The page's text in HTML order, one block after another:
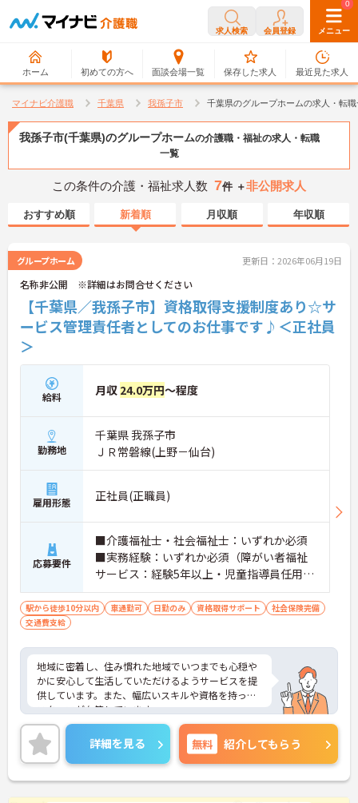
求人検索 会員登録 メニュー
ホーム 初めての方へ 面談会場一覧
0
保存した求人
0
最近見た求人
マイナビ介護職 千葉県 我孫子市 千葉県のグループホームの求人・転職
我孫子市(千葉県)のグループホームの介護職・福祉の求人・転職
一覧
この条件の介護・福祉求人数 7件 ＋非公開求人
おすすめ順 新着順 月収順 年収順
グループホーム 更新日：2026年06月19日
名称非公開 ※詳細はお問合せください
【千葉県／我孫子市】資格取得支援制度あり☆サ
ービス管理責任者としてのお仕事です♪＜正社員
＞
給料 月収 24.0万円～程度
勤務地
千葉県 我孫子市
ＪＲ常磐線(上野－仙台)
雇用形態 正社員(正職員)
応募要件
■介護福祉士・社会福祉士：いずれか必須
■実務経験：いずれか必須（障がい者福祉
サービス：経験5年以上・児童指導員任用資
格並びに保育士経験：5年以上・施設及び医
療機関等において介護業務経験：10年以
駅から徒歩10分以内 車通勤可 日勤のみ 資格取得サポート
社会保険完備
交通費支給
地域に密着し、住み慣れた地域でいつまでも心穏や
かに安心して生活していただけるようサービスを提
供しています。また、幅広いスキルや資格を持った
スタッフが在籍しています。
資格取得支援制度があり、スキルアップが見込めま
す。昇給・賞与制度があるので、頑張りがきちんと
評価される職場です。
ご興味のある方には、面接対策ポイントなど、さら
に詳細をお話しいたしますのでお気軽にご相談くだ
さい！
詳細を見る 無料 紹介してもらう